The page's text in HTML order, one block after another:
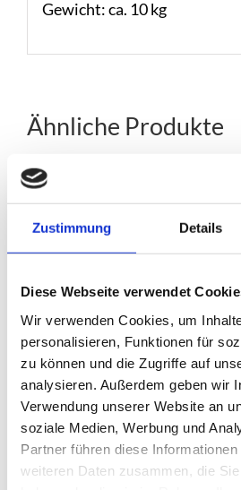
Zustimmung Details
Diese Webseite verwendet
Wir verwenden Cookies, um
personalisieren, Funktionen für
zu können und die Zugriffe auf
analysieren. Außerdem geben wir
Verwendung unserer Website an
soziale Medien, Werbung und
Partner führen diese
weiteren Daten zusammen, die
Gewicht: ca. 10 kg
Ähnliche Produkte
Merlin (4 x 5 m)
Produktdetails